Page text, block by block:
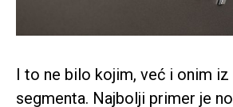
I to ne bilo kojim, već i onim iz
segmenta. Najbolji primer je